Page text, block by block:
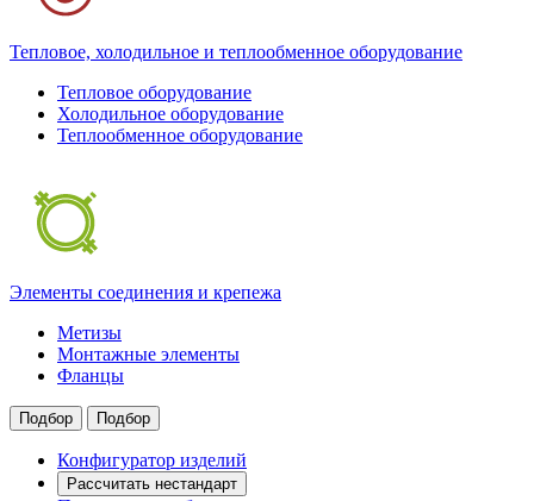
Тепловое, холодильное и теплообменное оборудование
Тепловое оборудование
Холодильное оборудование
Теплообменное оборудование
Элементы соединения и крепежа
Метизы
Монтажные элементы
Фланцы
Подбор Подбор
Конфигуратор изделий
Рассчитать нестандарт